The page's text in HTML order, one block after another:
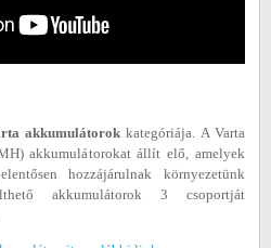
akkumulátorokkategóriája. A Varta
akkumulátorokat állít elő, amelyek
hozzájárulnak környezetünk
akkumulátorok 3 csoportját